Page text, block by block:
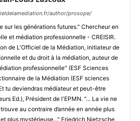
author/prosope/
sur les générations futures." Chercheur en
et médiation professionnelle - CREISIR.
de L'Officiel de la Médiation, initiateur de
et du droit à la médiation, auteur de
professionnelle" (ESF Sciences
de la Médiation (ESF sciences
tu deviendras médiateur et peut-être
Ed.), Président de l'EPMN. "... La vie ne
trouve au contraire d’année en année plus
plus mystérieuse..." Friedrich Nietzsche,